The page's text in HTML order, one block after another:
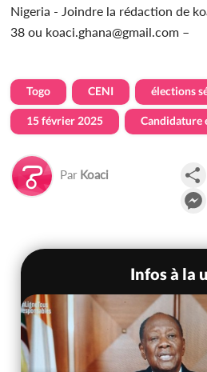
Nigeria - Joindre la rédaction de
38 ou koaci.ghana@gmail.com –
Togo CENI élections
15 février 2025 Candidature
Par Koaci
Infos à la